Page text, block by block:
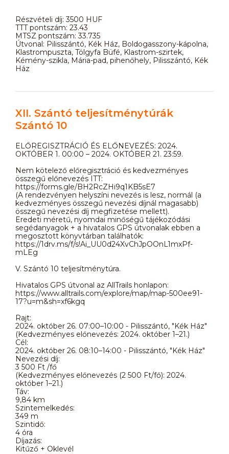
Részvételi díj: 3500 HUF
TTT pontszám: 23.43
MTSZ pontszám: 33.735
Útvonal: Pilisszántó, Kék Ház, Boldogasszony-kápolna,
Klastrompuszta, Tölgyfa Büfé, Klastrom-szirtek,
Kémény-szikla, Mária-pad, pihenőhely, Pilisszántó, Kék
Ház
XII. Szántó teljesítménytúrák
Szántó 10
ELŐREGISZTRÁCIÓ ÉS ELŐNEVEZÉS: 2024.
OKTÓBER 1. 00:00 – 2024. OKTÓBER 21. 23:59.
Nem kötelező előregisztráció és kedvezményes
összegű előnevezés ITT:
https://forms.gle/BH2RcZHi9q1KB5sE7
(A rendezvényen helyszíni nevezés is lesz, normál (a
kedvezményes összegű nevezési díjnál magasabb)
összegű nevezési díj megfizetése mellett).
Eredeti méretű, nyomdai minőségű tájékozódási
segédanyagok + a hivatalos GPS útvonalak ebben a
megosztott könyvtárban találhatók:
https://1drv.ms/f/s!Ai_UU0d24XvChJpOOnL1mxPf-
mLEg
V. Szántó 10 teljesítménytúra.
Hivatalos GPS útvonal az AllTrails honlapon:
https://www.alltrails.com/explore/map/map-500ee91-
17?u=m&sh=xf6kgq
Rajt:
2024. október 26. 07:00–10:00 - Pilisszántó, "Kék Ház"
(Kedvezményes előnevezés: 2024. október 1–21.)
Cél:
2024. október 26. 08:10–14:00 - Pilisszántó, "Kék Ház"
Nevezési díj:
3 500 Ft /fő
(Kedvezményes előnevezés (2 500 Ft/fő): 2024.
október 1–21.)
Táv:
9,84 km
Szintemelkedés:
349 m
Szintidő:
4 óra
Díjazás:
Kitűző + Oklevél